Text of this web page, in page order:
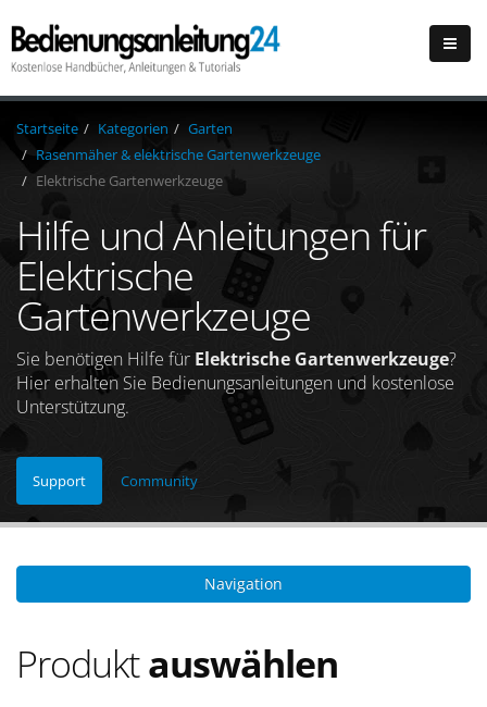
Startseite Kategorien
Garten
Rasenmäher & elektrische Gartenwerkzeuge
Elektrische Gartenwerkzeuge
Hilfe und Anleitungen für
Elektrische
Gartenwerkzeuge
Sie benötigen Hilfe für Elektrische Gartenwerkzeuge?
Hier erhalten Sie Bedienungsanleitungen und kostenlose
Unterstützung.
Support Community
Navigation
Produktauswählen